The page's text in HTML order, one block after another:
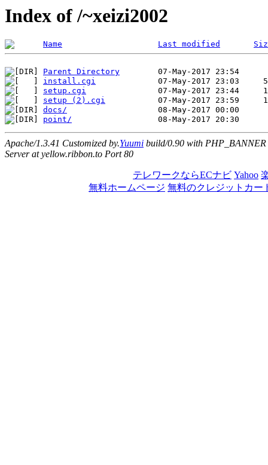
Index of /~xeizi2002
Name Last modified
Parent Directory
install.cgi
setup.cgi
setup (2).cgi
docs/
point/
Apache/1.3.41 Customized by.Yuumi build/0.90 with PHP_BANNER
Server at yellow.ribbon.to Port 80
テレワークならECナビ Yahoo
無料ホームページ 無料のクレジットカー